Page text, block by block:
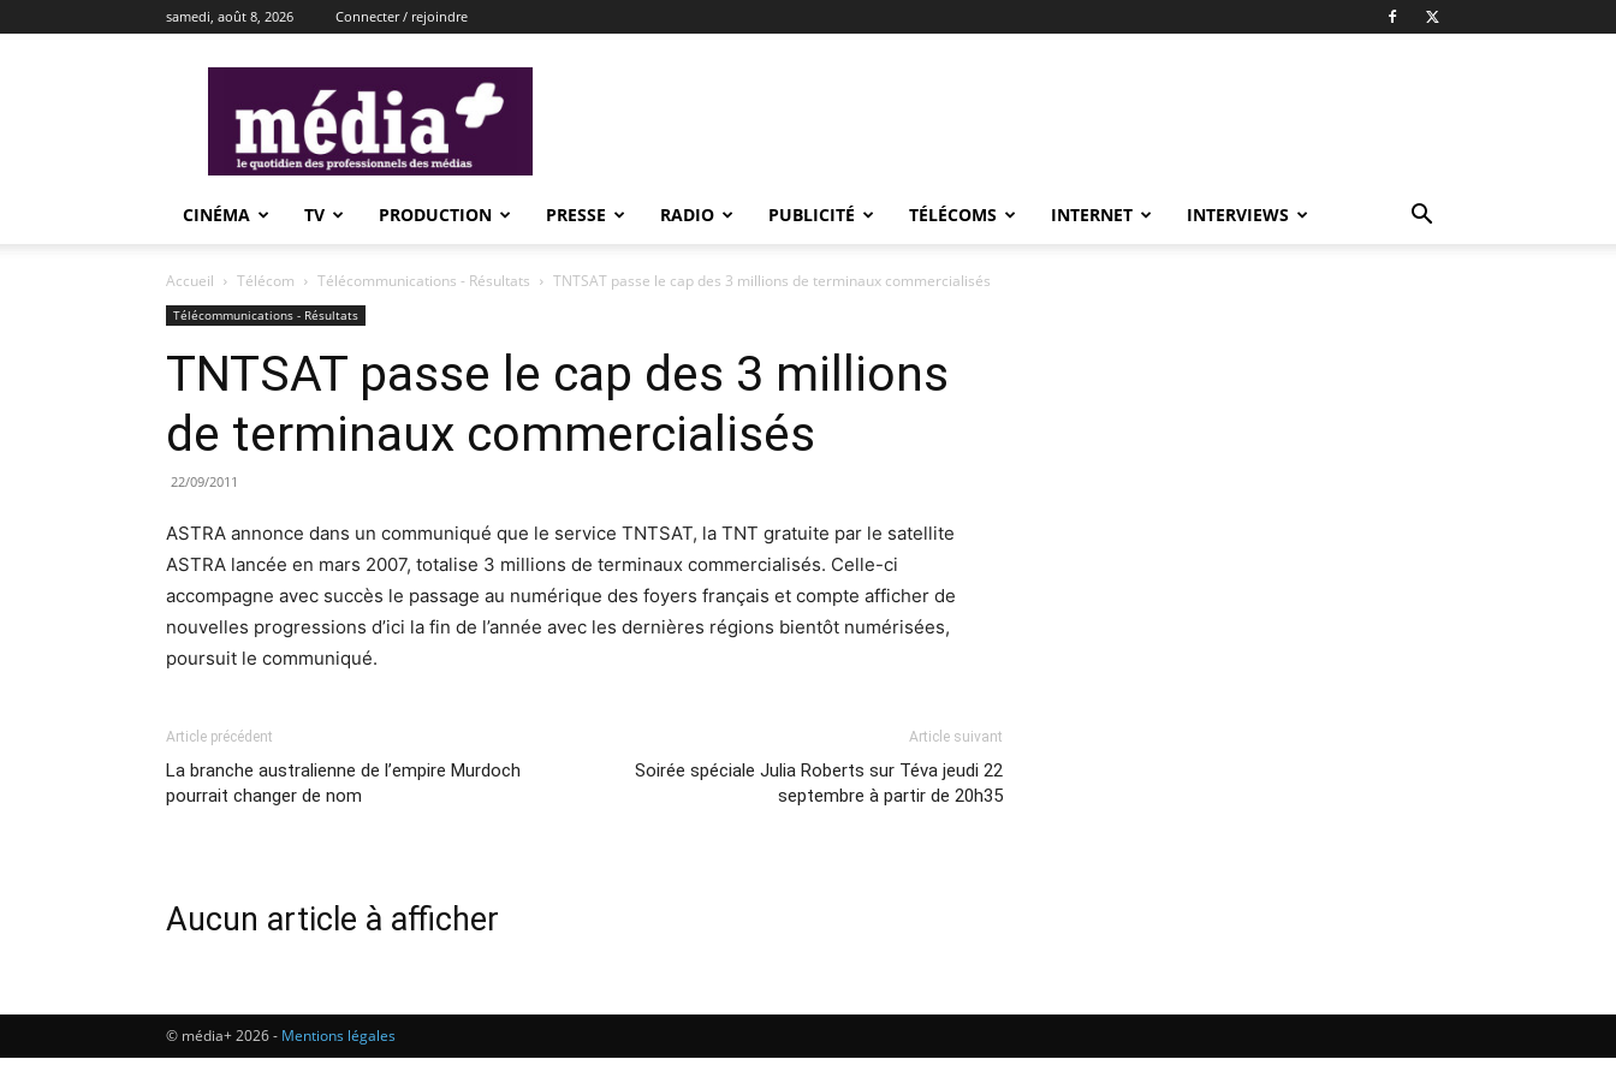
samedi, août 8, 2026 Connecter / rejoindre
CINÉMA TV PRODUCTION PRESSE RADIO PUBLICITÉ TÉLÉCOMS INTERNET INTERVIEWS
Accueil Télécom Télécommunications - Résultats TNTSAT passe le cap des 3 millions de terminaux commercialisés
Télécommunications - Résultats
TNTSAT passe le cap des 3 millions
de terminaux commercialisés
22/09/2011
ASTRA annonce dans un communiqué que le service TNTSAT, la TNT gratuite par le satellite
ASTRA lancée en mars 2007, totalise 3 millions de terminaux commercialisés. Celle-ci
accompagne avec succès le passage au numérique des foyers français et compte afficher de
nouvelles progressions d’ici la fin de l’année avec les dernières régions bientôt numérisées,
poursuit le communiqué.
Article précédent
La branche australienne de l’empire Murdoch
pourrait changer de nom
Article suivant
Soirée spéciale Julia Roberts sur Téva jeudi 22
septembre à partir de 20h35
Aucun article à afficher
© média+ 2026 - Mentions légales